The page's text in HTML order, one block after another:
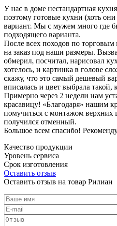
У нас в доме нестандартная
поэтому готовые кухни (хоть
вариант. Мы с мужем много где
подходящего варианта.
После всех походов по
на заказ под наши размеры.
обмерил, посчитал, нарисовал
хотелось, и картинка в голове
скажу, что это самый дешевый
вписалась и цвет выбрала такой,
Примерно через 2 недели нам
красавицу! «Благодаря» нашим
помучиться с монтажом верхних
получился отменный.
Большое всем спасибо!
Качество продукции
Уровень сервиса
Срок изготовления
Оставить отзыв
Оставить отзыв на товар Рилиан